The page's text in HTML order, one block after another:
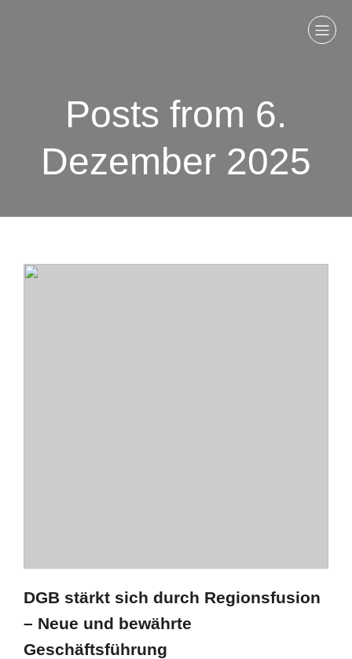
Posts from 6.
Dezember 2025
DGB stärkt sich durch Regionsfusion
– Neue und bewährte
Geschäftsführung